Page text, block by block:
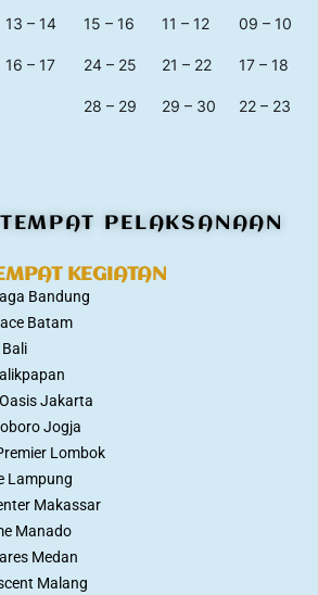
13 – 14 15 – 16 11 – 12 09 – 10
16 – 17 24 – 25 21 – 22 17 – 18
28 – 29 29 – 30 22 – 23
PELAKSANAAN
KEGIATAN
Bandung
Batam
Jakarta
Jogja
Lombok
Lampung
Makassar
Manado
Medan
Malang